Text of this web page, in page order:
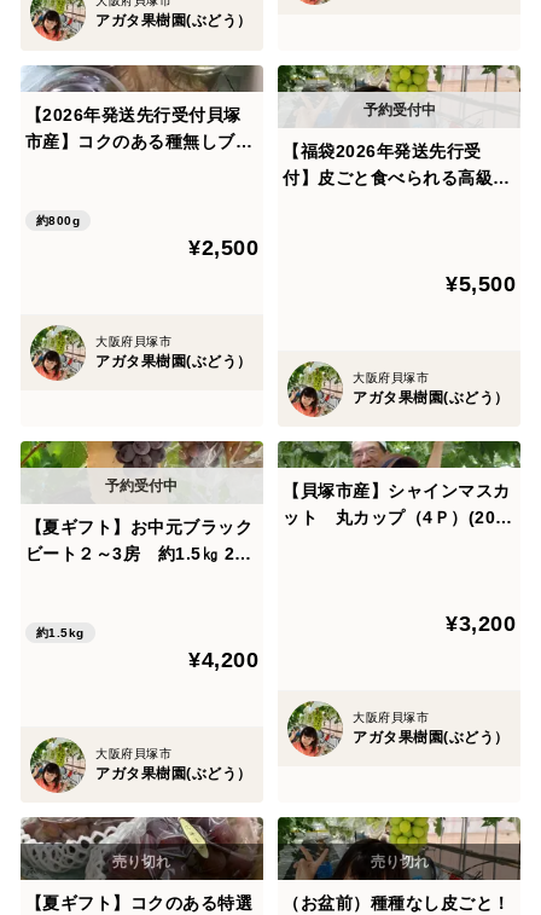
アガタ果樹園(ぶどう）
【2026年発送先行受付貝塚
市産】コクのある種無しブド
約800g
¥2,500
大阪府貝塚市
アガタ果樹園(ぶどう）
【福袋2026年発送先行受
付】皮ごと食べられる高級青
¥5,500
大阪府貝塚市
アガタ果樹園(ぶどう）
【夏ギフト】お中元ブラック
ビート２～3房 約1.5㎏ 202
約1.5kg
¥4,200
大阪府貝塚市
アガタ果樹園(ぶどう）
【貝塚市産】シャインマスカ
ット 丸カップ（4Ｐ）(2026
¥3,200
大阪府貝塚市
アガタ果樹園(ぶどう）
【夏ギフト】コクのある特選
（お盆前）種種なし皮ごと！